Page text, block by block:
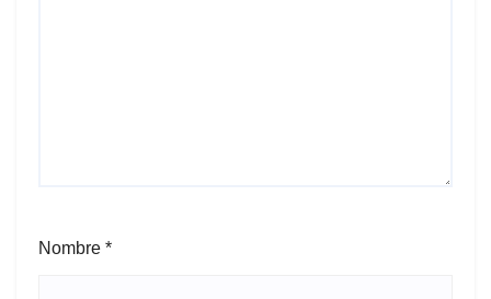
Nombre *